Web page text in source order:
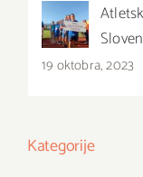
19 oktobra, 2023
Kategorije